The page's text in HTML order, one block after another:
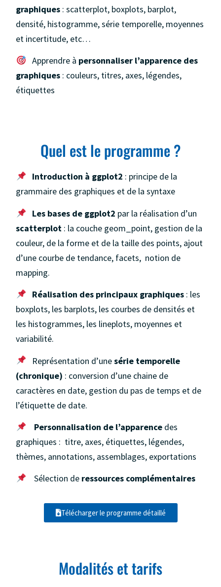
graphiques : scatterplot, boxplots, barplot,
densité, histogramme, série temporelle, moyennes
et incertitude, etc…
Apprendre à personnaliser l’apparence des
graphiques : couleurs, titres, axes, légendes,
étiquettes
Quel est le programme ?
Introduction à ggplot2 : principe de la
grammaire des graphiques et de la syntaxe
Les bases de ggplot2 par la réalisation d’un
scatterplot : la couche geom_point, gestion de la
couleur, de la forme et de la taille des points, ajout
d’une courbe de tendance, facets, notion de
mapping.
Réalisation des principaux graphiques: les
boxplots, les barplots, les courbes de densités et
les histogrammes, les lineplots, moyennes et
variabilité.
Représentation d’unesérie temporelle
(chronique) : conversion d’une chaine de
caractères en date, gestion du pas de temps et de
l’étiquette de date.
Personnalisation de l’apparencedes
graphiques : titre, axes, étiquettes, légendes,
thèmes, annotations, assemblages, exportations
Sélection de ressources complémentaires
Télécharger le programme détaillé
Modalités et tarifs